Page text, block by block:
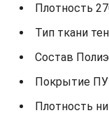
Плотность
Тип ткани
Состав
Покрытие ПУ
Плотность